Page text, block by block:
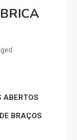
ABERTOS
BRAÇOS